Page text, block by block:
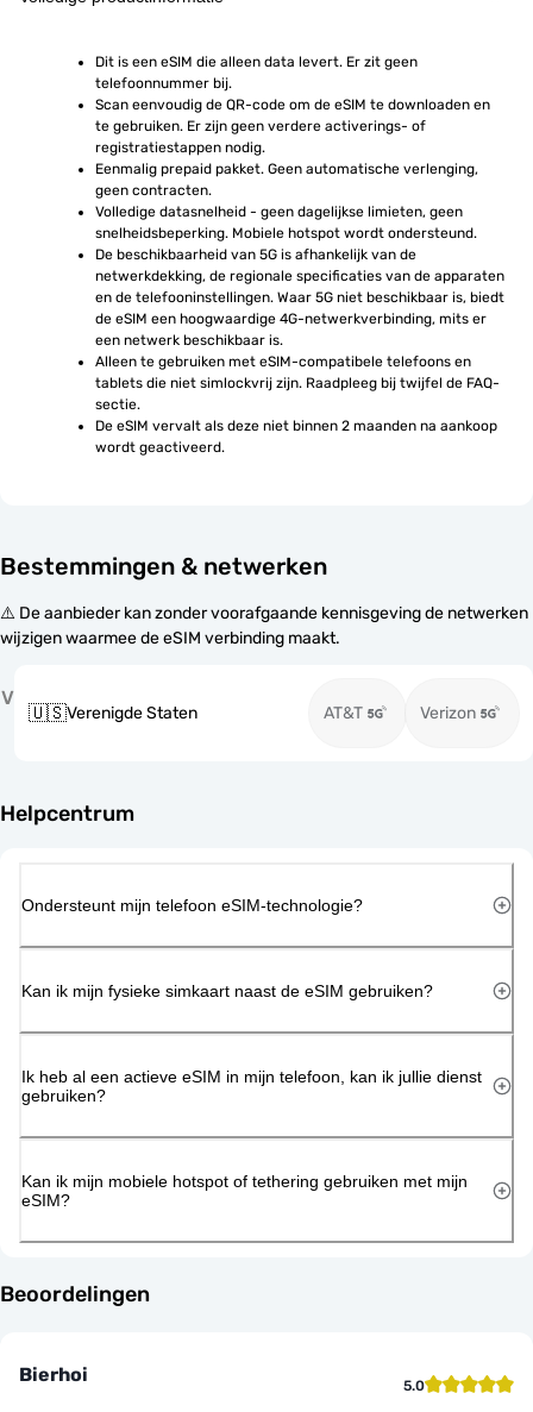
Dit is een eSIM die alleen data levert. Er zit geen
telefoonnummer bij.
Scan eenvoudig de QR-code om de eSIM te downloaden en
te gebruiken. Er zijn geen verdere activerings- of
registratiestappen nodig.
Eenmalig prepaid pakket. Geen automatische verlenging,
geen contracten.
Volledige datasnelheid - geen dagelijkse limieten, geen
snelheidsbeperking. Mobiele hotspot wordt ondersteund.
De beschikbaarheid van 5G is afhankelijk van de
netwerkdekking, de regionale specificaties van de apparaten
en de telefooninstellingen. Waar 5G niet beschikbaar is, biedt
de eSIM een hoogwaardige 4G-netwerkverbinding, mits er
een netwerk beschikbaar is.
Alleen te gebruiken met eSIM-compatibele telefoons en
tablets die niet simlockvrij zijn. Raadpleeg bij twijfel de FAQ-
sectie.
De eSIM vervalt als deze niet binnen 2 maanden na aankoop
wordt geactiveerd.
Bestemmingen & netwerken
⚠️ De aanbieder kan zonder voorafgaande kennisgeving de netwerken
wijzigen waarmee de eSIM verbinding maakt.
V
🇺🇸Verenigde Staten AT&T Verizon
Helpcentrum
Ondersteunt mijn telefoon eSIM-technologie?
Kan ik mijn fysieke simkaart naast de eSIM gebruiken?
Ik heb al een actieve eSIM in mijn telefoon, kan ik jullie dienst
gebruiken?
Kan ik mijn mobiele hotspot of tethering gebruiken met mijn
eSIM?
Beoordelingen
Bierhoi 5.0